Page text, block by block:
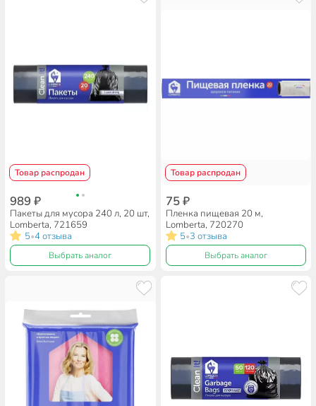
Товар распродан
989 ₽
Пакеты для мусора 240 л, 20 шт,
Lomberta, 721659
5•4 отзыва
Выбрать аналог
Товар распродан
75 ₽
Пленка пищевая 20 м,
Lomberta, 720270
5•3 отзыва
Выбрать аналог